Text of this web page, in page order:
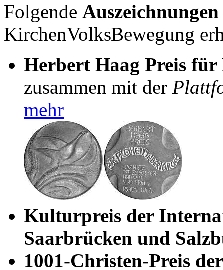
Folgende Auszeichnungen
KirchenVolksBewegung
Herbert Haag Preis
zusammen mit der
mehr
Kulturpreis der
Saarbrücken und
1001-Christen-Preis